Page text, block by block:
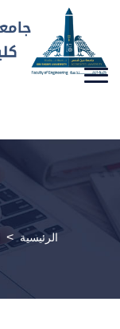
الرئيسية >